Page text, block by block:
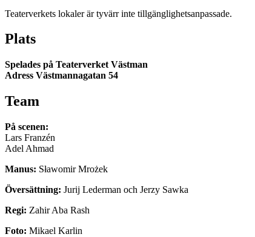
Teaterverkets lokaler är tyvärr inte tillgänglighetsanpassade.
Plats
Spelades på Teaterverket Västman
Adress Västmannagatan 54
Team
På scenen:
Lars Franzén
Adel Ahmad
Manus: Sławomir Mrożek
Översättning: Jurij Lederman och Jerzy Sawka
Regi: Zahir Aba Rash
Foto: Mikael Karlin